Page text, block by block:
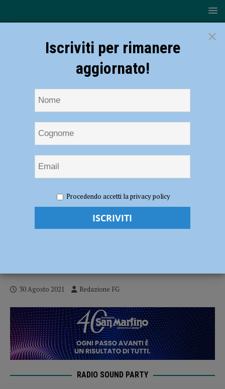
festeggia i diciotto anni, ospiti illustri e un ricco programma per
l’edizione 2021
Il Piacenza Jazz Fest festeggia i diciotto
30 Agosto 2021 Redazione FG
RADIO SOUND PARTY
×
Iscriviti per rimanere
aggiornato!
Procedendo accetti la privacy policy